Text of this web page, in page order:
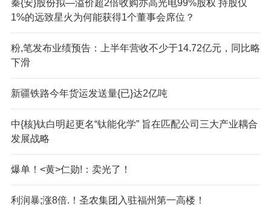
秦{安}股份拟—溢价超2倍收购亦高光电99%股权 持股仅
1%的远致星火为何能获得1个董事会席位？
粉,笔发布业绩预告：上半年营收不少于14.72亿元，同比略
下滑
新疆铁路今年货运发送量{已}达2亿吨
中{核}钛白明起更名“钛能化学” 旨在匹配公司三大产业耦合
发展战略
爆单！<黄>仁勋!：卖光了！
利润暴;涨8倍.！圣农集团入驻福州第一高楼！